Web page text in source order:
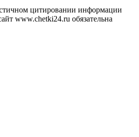
цитировании информации
www.chetki24.ru обязательна